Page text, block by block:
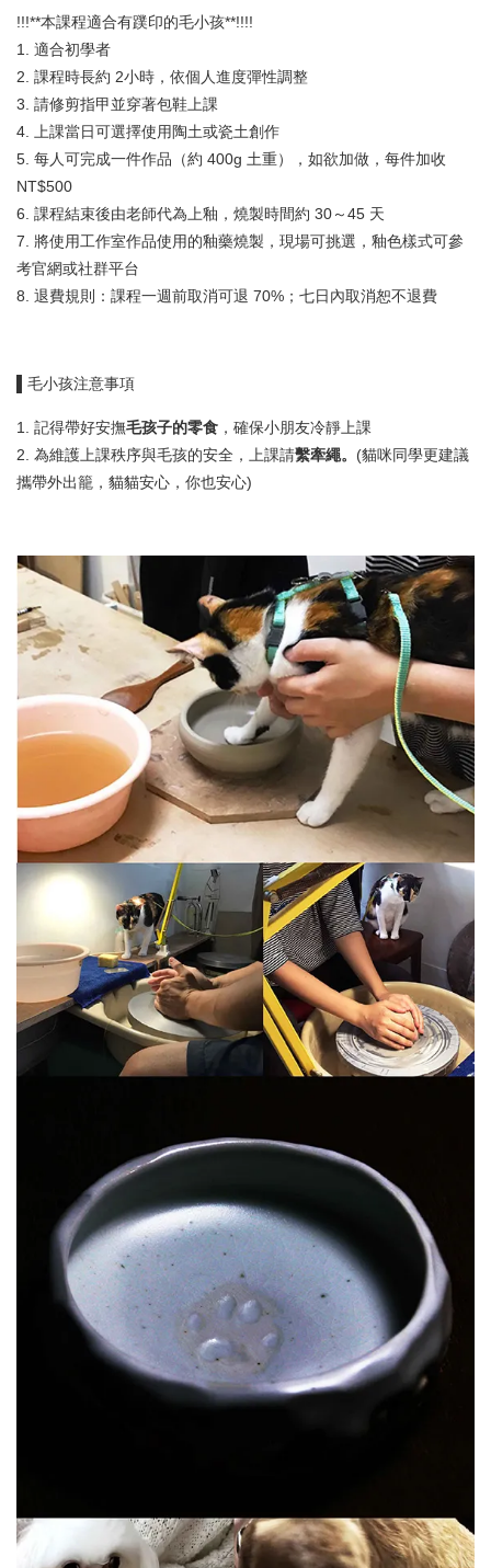
!!!**本課程適合有蹼印的毛小孩**!!!!
1. 適合初學者
2. 課程時長約 2小時，依個人進度彈性調整
3. 請修剪指甲並穿著包鞋上課
4. 上課當日可選擇使用陶土或瓷土創作
5. 每人可完成一件作品（約 400g 土重），如欲加做，每件加收
NT$500
6. 課程結束後由老師代為上釉，燒製時間約 30～45 天
7. 將使用工作室作品使用的釉藥燒製，現場可挑選，釉色樣式可參
考官網或社群平台
8. 退費規則：課程一週前取消可退 70%；七日內取消恕不退費
▌毛小孩注意事項
1. 記得帶好安撫毛孩子的零食 ，確保小朋友冷靜上課
2. 為維護上課秩序與毛孩的安全，上課請繫牽繩。 (貓咪同學更建議
攜帶外出籠，貓貓安心，你也安心)